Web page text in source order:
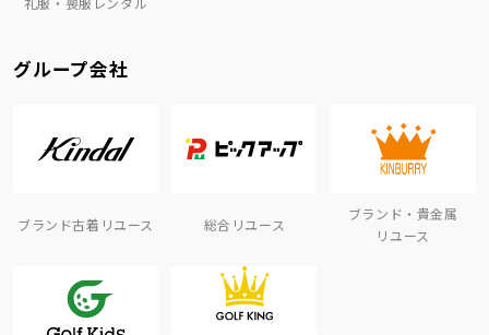
グループ会社
ブランド古着リユース 総合リユース
ブランド・貴金属
リユース